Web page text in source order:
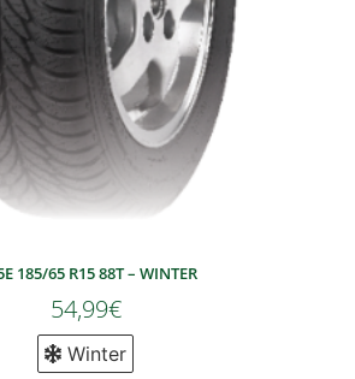
185/65 R15 88T – WINTER
54,99€
Winter